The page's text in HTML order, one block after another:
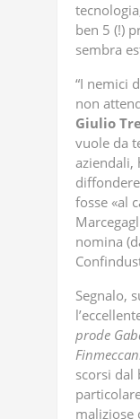
ben 5 (!)
sembra
“I nemici
non
Giulio
vuole da
aziendali,
fosse «al
nomina
Segnalo,
prode
scorsi dal
maliziose